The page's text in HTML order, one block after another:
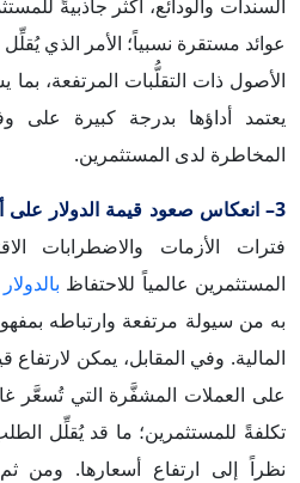
السندات والودائع، أكثر جاذبيةً
عوائد مستقرة نسبياً؛ الأمر الذي
الأصول ذات التقلُّبات المرتفعة،
يعتمد أداؤها بدرجة كبيرة على
المخاطرة لدى المستثمرين.
3– انعكاس صعود قيمة الدولار على أسعار العملات المشفرة:
فترات الأزمات والاضطرابات
المستثمرين عالمياً للاحتفاظ
به من سيولة مرتفعة وارتباطه
المالية. وفي المقابل، يمكن
على العملات المشفَّرة التي تُسعَّر
تكلفةً للمستثمرين؛ ما قد يُقلِّل
نظراً إلى ارتفاع أسعارها. ومن